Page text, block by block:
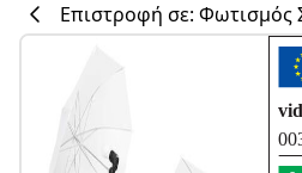
Επιστροφή σε: Φωτισμός